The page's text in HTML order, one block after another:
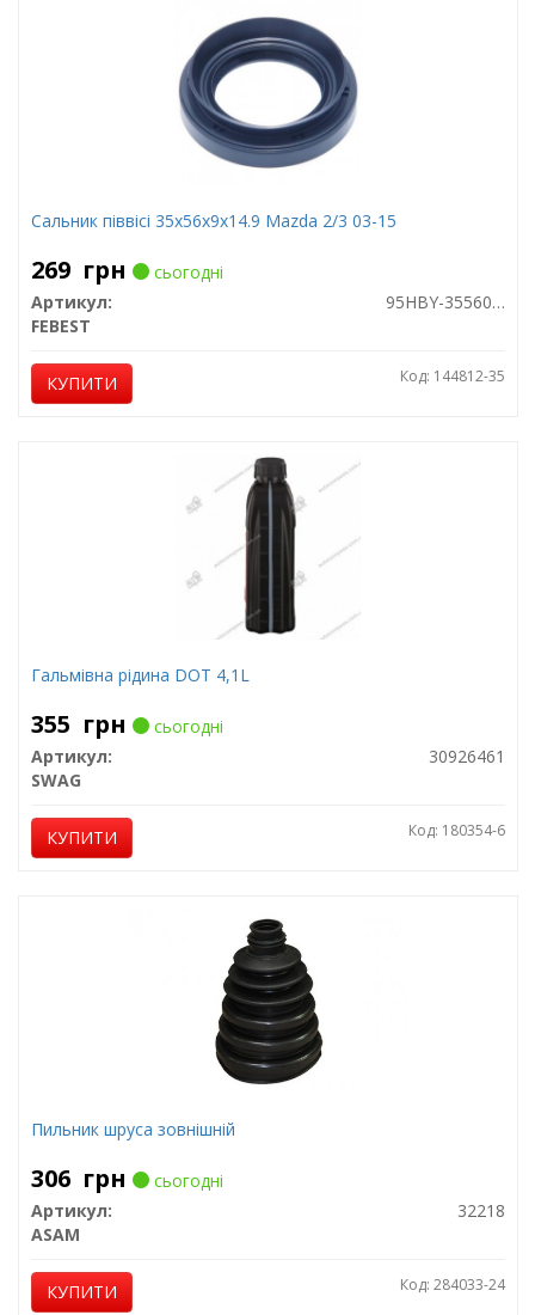
Сальник піввісі 35x56x9x14.9 Mazda 2/3 03-15
269 грн
сьогодні
Артикул:
95HBY-35560915C
FEBEST
КУПИТИ Код: 144812-35
Гальмівна рідина DOT 4,1L
355 грн
сьогодні
Артикул:
30926461
SWAG
КУПИТИ Код: 180354-6
Пильник шруса зовнішній
306 грн
сьогодні
Артикул:
32218
ASAM
КУПИТИ Код: 284033-24